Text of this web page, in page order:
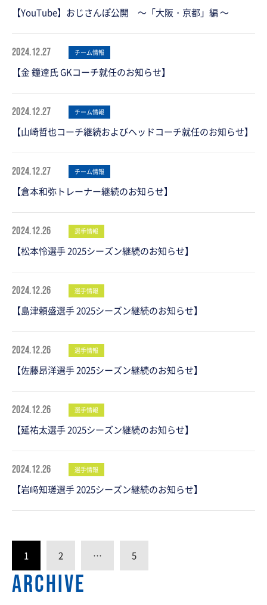
【YouTube】おじさんぽ公開 ～「大阪・京都」編 ～
2024.12.27 チーム情報
【金 鐘逹氏 GKコーチ就任のお知らせ】
2024.12.27 チーム情報
【山崎哲也コーチ継続およびヘッドコーチ就任のお知らせ】
2024.12.27 チーム情報
【倉本和弥トレーナー継続のお知らせ】
2024.12.26 選手情報
【松本怜選手 2025シーズン継続のお知らせ】
2024.12.26 選手情報
【島津頼盛選手 2025シーズン継続のお知らせ】
2024.12.26 選手情報
【佐藤昂洋選手 2025シーズン継続のお知らせ】
2024.12.26 選手情報
【延祐太選手 2025シーズン継続のお知らせ】
2024.12.26 選手情報
【岩﨑知瑳選手 2025シーズン継続のお知らせ】
1 2 … 5
ARCHIVE